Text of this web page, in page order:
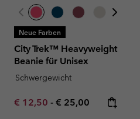
Neue Farben
City Trek™ Heavyweight
Beanie für Unisex
Schwergewicht
Minimum sale price:
€ 12,50 - Maximum price:
€ 25,00